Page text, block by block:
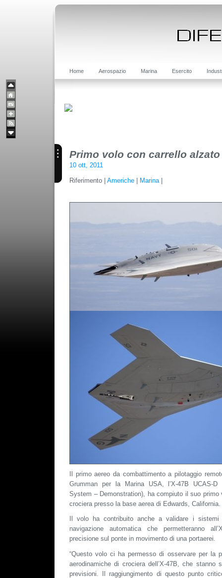
Home Aerospazio Marina Esercito
Primo volo con carrello alzato
10 ott, 2011
Riferimento | Americhe | Marina |
Il primo aereo da combattimento a pilotaggio
Grumman per la Marina USA, l’X-47B UCAS-D
System – Demonstration), ha compiuto il suo primo
crociera presso la base aerea di Edwards, California.
Il volo ha contribuito anche a validare i sistemi
navigazione automatica che permetteranno
precisione sul ponte in movimento di una portaerei.
“Questo volo ci ha permesso di osservare per la
aerodinamiche di crociera dell’X-47B, che stanno
previsioni. Il raggiungimento di questo punto